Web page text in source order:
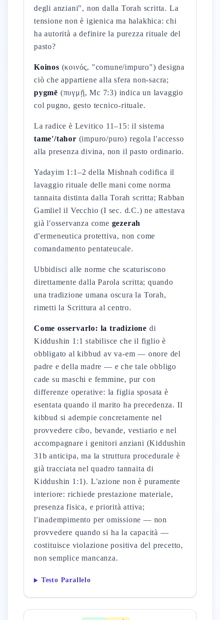
degli anziani", non dalla Torah scritta. La
tensione non è igienica ma halakhica: chi
ha autorità a definire la purezza rituale del
pasto?
Koinos (κοινός, "comune/impuro") designa
ciò che appartiene alla sfera non-sacra;
pygmē (πυγμῇ, Mc 7:3) indica un lavaggio
col pugno, gesto tecnico-rituale.
La radice è Levitico 11–15: il sistema
tame'/tahor (impuro/puro) regola l'accesso
alla presenza divina, non il pasto ordinario.
Yadayim 1:1–2 della Mishnah codifica il
lavaggio rituale delle mani come norma
tannaita distinta dalla Torah scritta; Rabban
Gamliel il Vecchio (I sec. d.C.) ne attestava
già l'osservanza come gezerah
d'ermeneutica protettiva, non come
comandamento pentateucale.
Ubbidisci alle norme che scaturiscono
direttamente dalla Parola scritta; quando
una tradizione umana oscura la Torah,
rimetti la Scrittura al centro.
Come osservarlo: la tradizione di
Kiddushin 1:1 stabilisce che il figlio è
obbligato al kibbud av va-em — onore del
padre e della madre — e che tale obbligo
cade su maschi e femmine, pur con
differenze operative: la figlia sposata è
esentata quando il marito ha precedenza. Il
kibbud si adempie concretamente nel
provvedere cibo, bevande, vestiario e nel
accompagnare i genitori anziani (Kiddushin
31b anticipa, ma la struttura procedurale è
già tracciata nel quadro tannaita di
Kiddushin 1:1). L'azione non è puramente
interiore: richiede prestazione materiale,
presenza fisica, e priorità attiva;
l'inadempimento per omissione — non
provvedere quando si ha la capacità —
costituisce violazione positiva del precetto,
non semplice mancanza.
Testo Parallelo